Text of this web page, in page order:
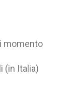
momento
(in Italia)